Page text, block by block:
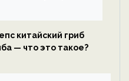
китайский гриб
— что это такое?